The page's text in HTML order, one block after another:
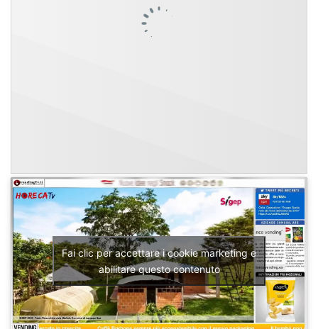
Fai clic per accettare i cookie marketing e
abilitare questo contenuto